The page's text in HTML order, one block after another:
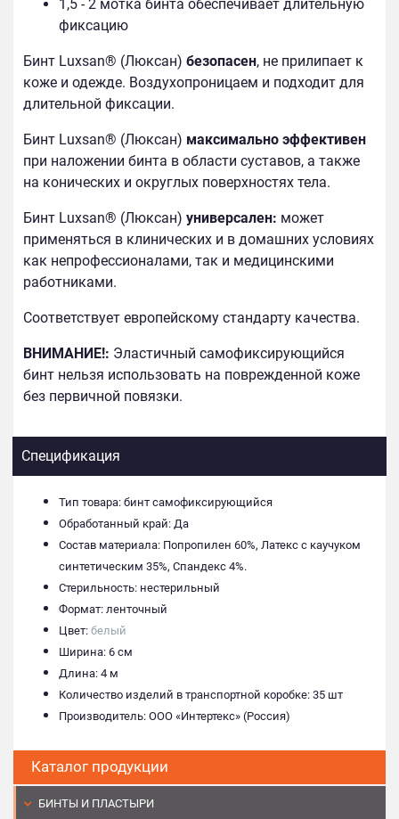
Каталог продукции
БИНТЫ И ПЛАСТЫРИ
1,5 - 2 мотка бинта обеспечивает длительную
фиксацию
Бинт Luxsan® (Люксан) безопасен, не прилипает к
коже и одежде. Воздухопроницаем и подходит для
длительной фиксации.
Бинт Luxsan® (Люксан) максимально эффективен
при наложении бинта в области суставов, а также
на конических и округлых поверхностях тела.
Бинт Luxsan® (Люксан) универсален: может
применяться в клинических и в домашних условиях
как непрофессионалами, так и медицинскими
работниками.
Соответствует европейскому стандарту качества.
ВНИМАНИЕ!: Эластичный самофиксирующийся
бинт нельзя использовать на поврежденной коже
без первичной повязки.
Спецификация
Тип товара: бинт самофиксирующийся
Обработанный край: Да
Состав материала: Попропилен 60%, Латекс с каучуком
синтетическим 35%, Спандекс 4%.
Стерильность: нестерильный
Формат: ленточный
Цвет: белый
Ширина: 6 см
Длина: 4 м
Количество изделий в транспортной коробке: 35 шт
Производитель: ООО «Интертекс» (Россия)